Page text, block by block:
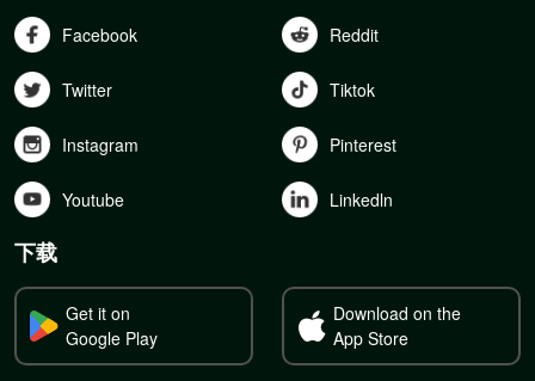
Facebook Reddit
Twitter Tiktok
Instagram Pinterest
Youtube Linkedln
下载
Get it on
Google Play
Download on the
App Store